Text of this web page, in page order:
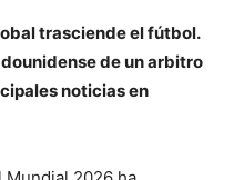
trasciende el fútbol.
de un arbitro
noticias en